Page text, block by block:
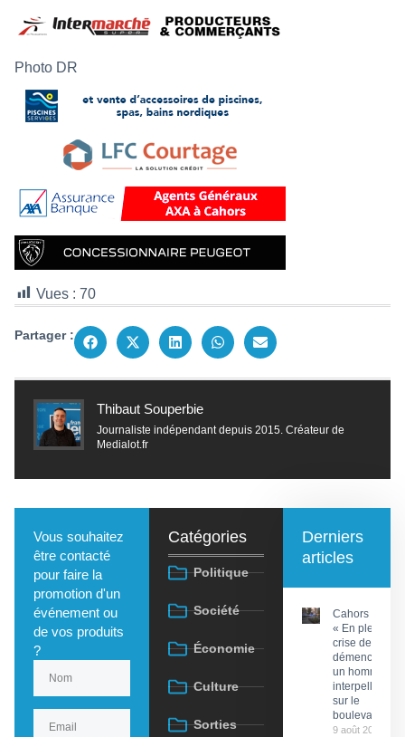
Photo DR
Vues : 70
Partager :
Thibaut Souperbie
Journaliste indépendant depuis 2015. Créateur de
Medialot.fr
Vous souhaitez
être contacté
pour faire la
promotion d'un
événement ou
de vos produits
?
Catégories
Politique
Société
Économie
Culture
Sorties
Derniers
articles
Cahors :
« En pleine
crise de
démence »,
un homme
interpellé
sur le
boulevard
9 août 2026